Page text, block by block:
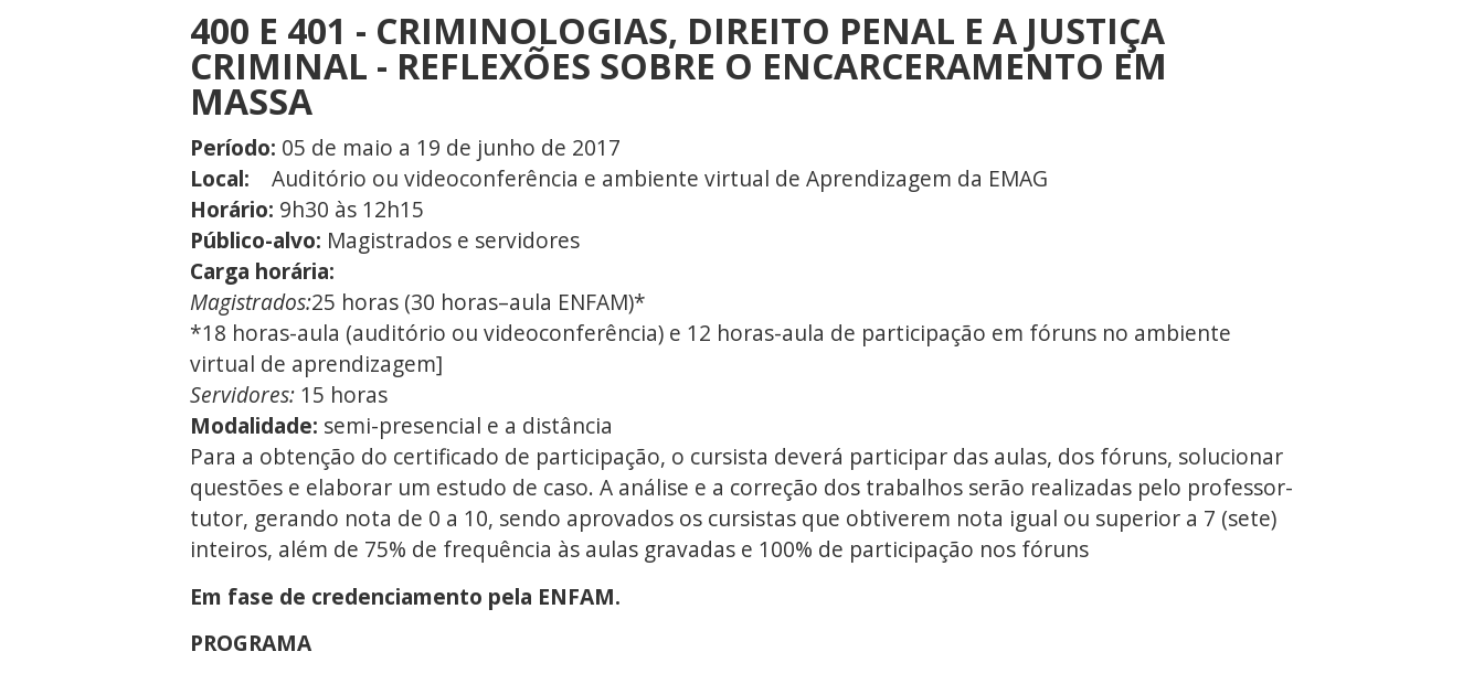
400 E 401 - CRIMINOLOGIAS, DIREITO PENAL E A JUSTIÇA
CRIMINAL - REFLEXÕES SOBRE O ENCARCERAMENTO EM
MASSA
Período: 05 de maio a 19 de junho de 2017
Local: Auditório ou videoconferência e ambiente virtual de Aprendizagem da EMAG
Horário: 9h30 às 12h15
Público-alvo: Magistrados e servidores
Carga horária:
Magistrados:25 horas (30 horas–aula ENFAM)*
*18 horas-aula (auditório ou videoconferência) e 12 horas-aula de participação em fóruns no ambiente
virtual de aprendizagem]
Servidores: 15 horas
Modalidade: semi-presencial e a distância
Para a obtenção do certificado de participação, o cursista deverá participar das aulas, dos fóruns, solucionar
questões e elaborar um estudo de caso. A análise e a correção dos trabalhos serão realizadas pelo professor-
tutor, gerando nota de 0 a 10, sendo aprovados os cursistas que obtiverem nota igual ou superior a 7 (sete)
inteiros, além de 75% de frequência às aulas gravadas e 100% de participação nos fóruns
Em fase de credenciamento pela ENFAM.
PROGRAMA